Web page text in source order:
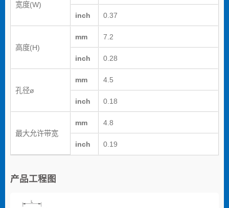
宽度(W)
inch 0.37
高度(H)
mm 7.2
inch 0.28
孔径ø
mm 4.5
inch 0.18
最大允许带宽
mm 4.8
inch 0.19
产品工程图